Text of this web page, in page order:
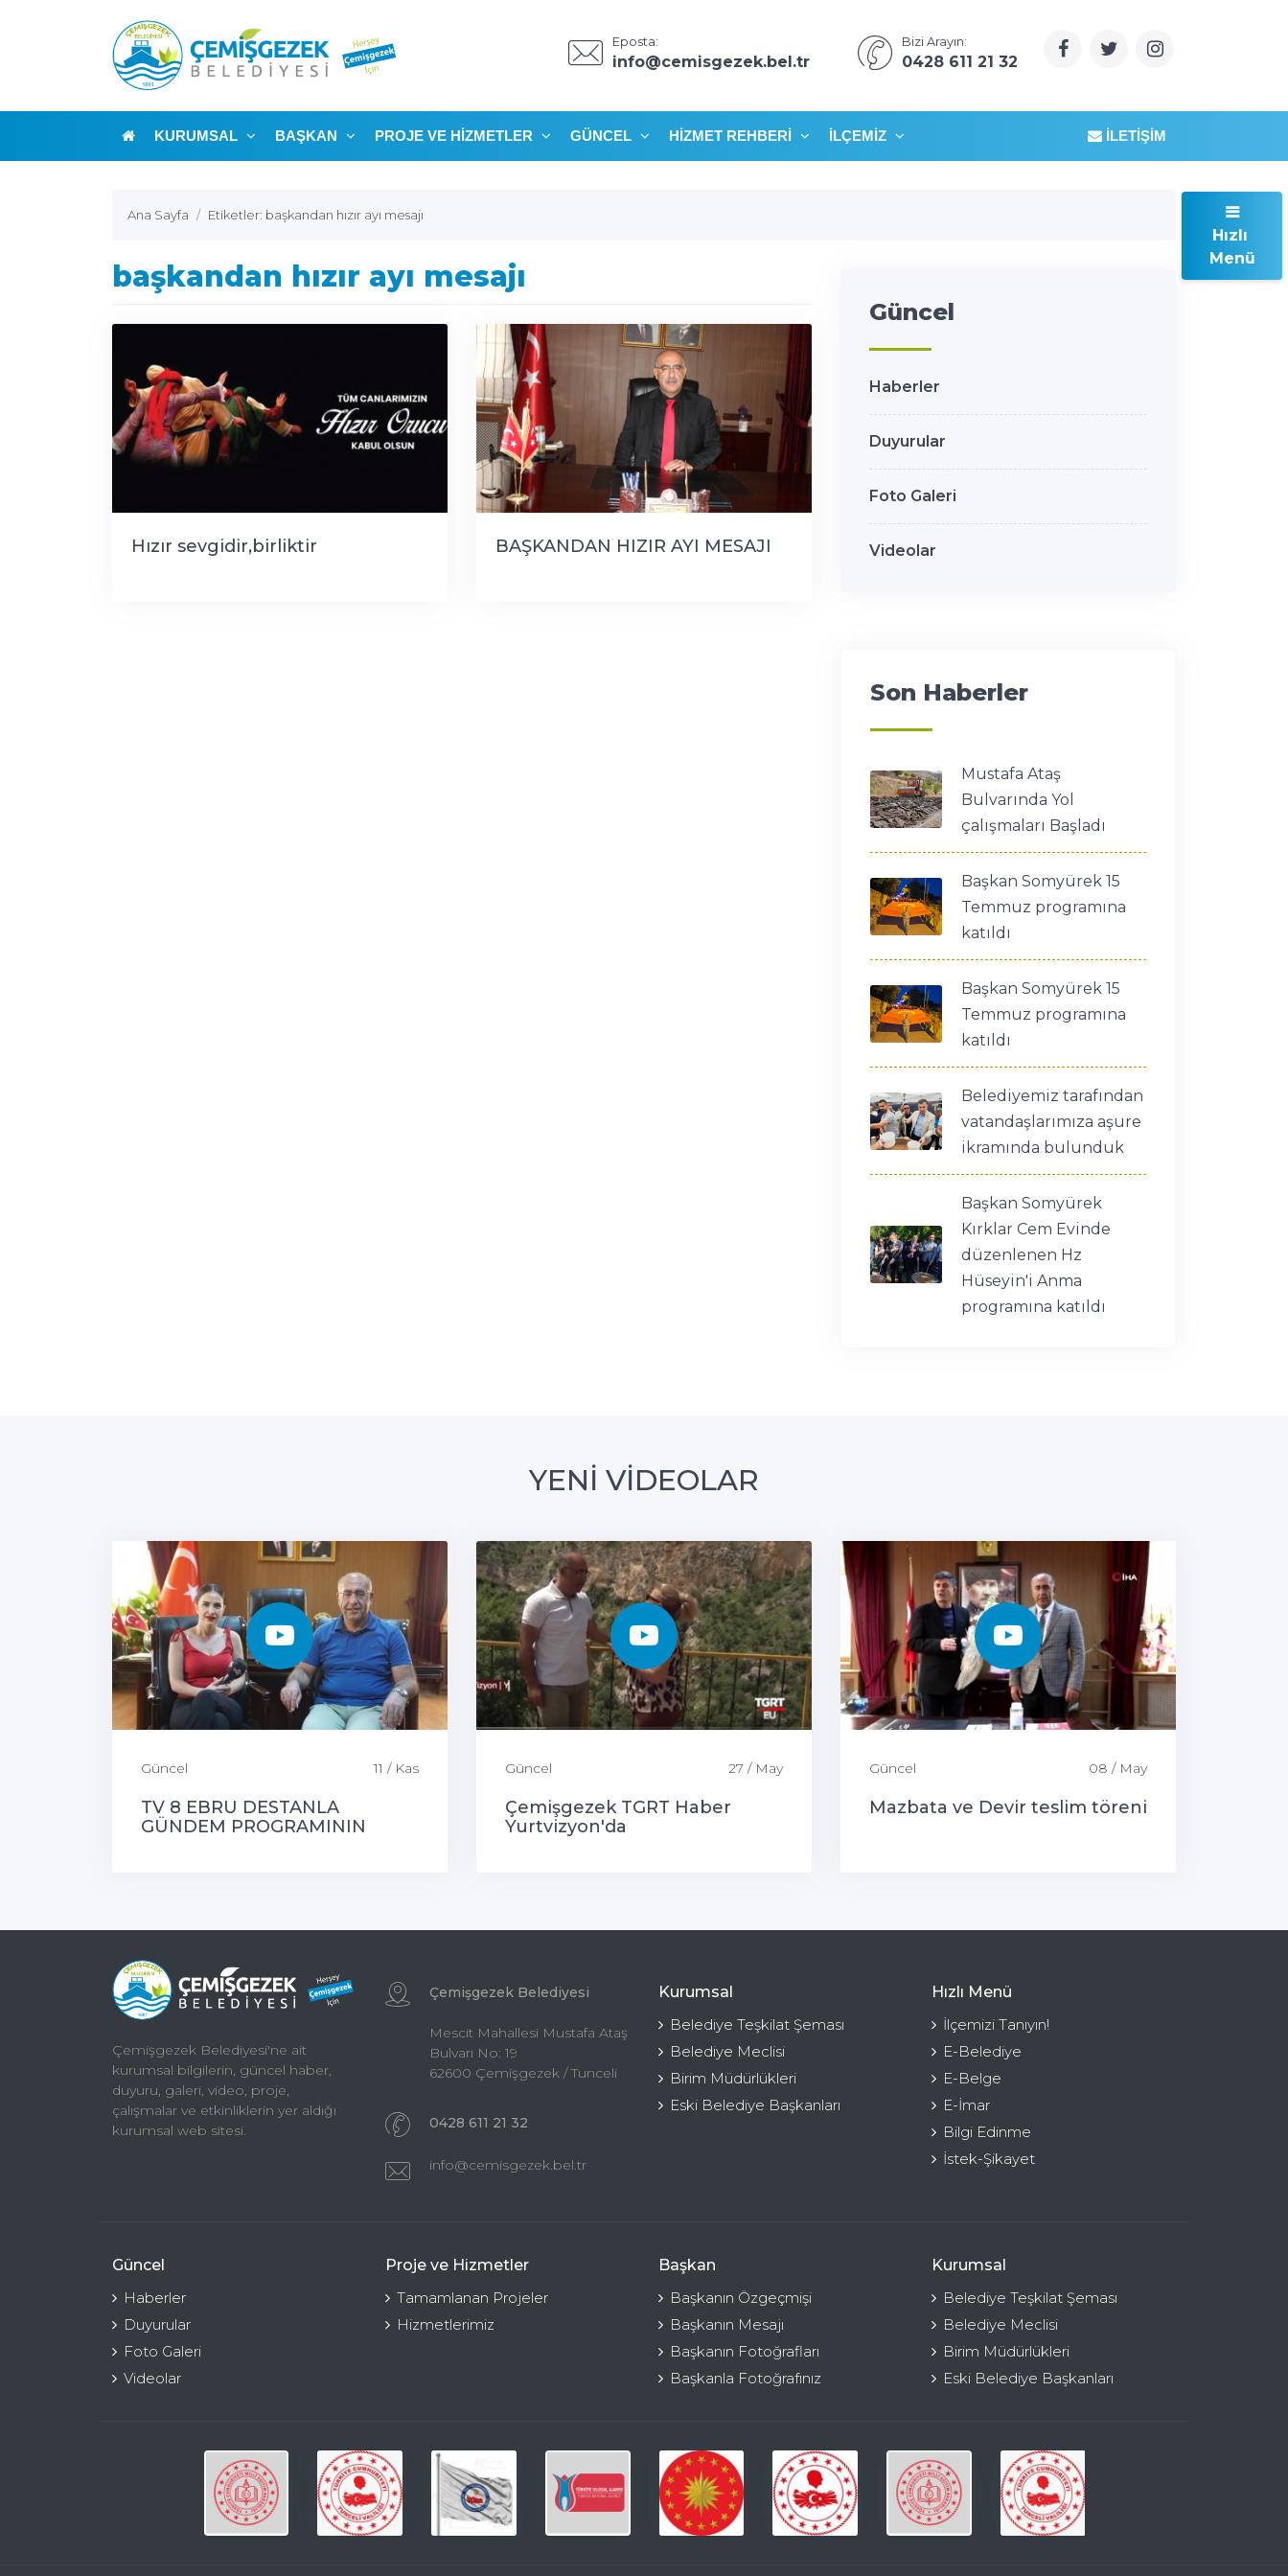
Eposta:
info@cemisgezek.bel.tr
Bizi Arayın:
0428 611 21 32
KURUMSAL BAŞKAN PROJE VE HIZMETLER GÜNCEL HIZMET REHBERI İLÇEMIZ İLETIŞIM
Ana Sayfa Etiketler: başkandan hızır ayı mesajı
başkandan hızır ayı mesajı
Hızır sevgidir,birliktir BAŞKANDAN HIZIR AYI MESAJI
Güncel
Haberler
Duyurular
Foto Galeri
Videolar
Son Haberler
Mustafa Ataş
Bulvarında Yol
çalışmaları Başladı
Başkan Somyürek 15
Temmuz programına
katıldı
Başkan Somyürek 15
Temmuz programına
katıldı
Belediyemiz tarafından
vatandaşlarımıza aşure
ikramında bulunduk
Başkan Somyürek
Kırklar Cem Evinde
düzenlenen Hz
Hüseyin'i Anma
programına katıldı
YENİ VİDEOLAR
Güncel 11 / Kas
TV 8 EBRU DESTANLA
GÜNDEM PROGRAMININ
Güncel 27 / May
Çemişgezek TGRT Haber
Yurtvizyon'da
Güncel 08 / May
Mazbata ve Devir teslim töreni
Çemişgezek Belediyesi'ne ait
kurumsal bilgilerin, güncel haber,
duyuru, galeri, video, proje,
çalışmalar ve etkinliklerin yer aldığı
kurumsal web sitesi.
Çemişgezek Belediyesi
Mescit Mahallesi Mustafa Ataş
Bulvarı No: 19
62600 Çemişgezek / Tunceli
0428 611 21 32
info@cemisgezek.bel.tr
Kurumsal
Belediye Teşkilat Şeması
Belediye Meclisi
Birim Müdürlükleri
Eski Belediye Başkanları
Hızlı Menü
İlçemizi Tanıyın!
E-Belediye
E-Belge
E-İmar
Bilgi Edinme
İstek-Şikayet
Güncel
Haberler
Duyurular
Foto Galeri
Videolar
Proje ve Hizmetler
Tamamlanan Projeler
Hizmetlerimiz
Başkan
Başkanın Özgeçmişi
Başkanın Mesajı
Başkanın Fotoğrafları
Başkanla Fotoğrafınız
Kurumsal
Belediye Teşkilat Şeması
Belediye Meclisi
Birim Müdürlükleri
Eski Belediye Başkanları
Hızlı
Menü